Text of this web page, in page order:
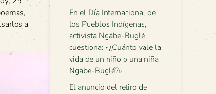
a
En el Día Internacional de
los Pueblos Indígenas,
activista Ngäbe-Buglé
cuestiona: «¿Cuánto vale la
vida de un niño o una niña
Ngäbe-Buglé?»
El anuncio del retiro de